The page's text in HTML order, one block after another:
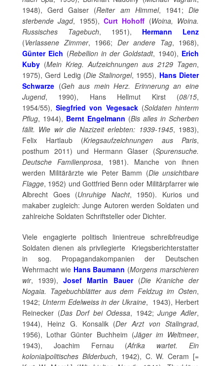
1948), Gerd Gaiser (Reiter am Himmel, 1941;Die
sterbende Jagd, 1955),Curt Hohoff (Woina, Woina.
Russisches Tagebuch, 1951), Hermann Lenz
(Verlassene Zimmer, 1966; Der andere Tag, 1968),
Günter Eich (Rebellion in der Goldstadt, 1940), Erich
Kuby (Mein Krieg. Aufzeichnungen aus 2129 Tagen,
1975), Gerd Ledig (Die Stalinorgel, 1955), Hans Dieter
Schwarze (Geh aus mein Herz. Erinnerung an eine
Jugend, 1990), Hans Hellmut Kirst (08/15,
1954/55),Siegfried von Vegesack(Soldaten hinterm
Pflug, 1944), Bernt Engelmann (Bis alles in Scherben
fällt. Wie wir die Nazizeit erlebten: 1939-1945, 1983),
Felix Hartlaub (Kriegsaufzeichnungen aus Paris,
posthum 2011) und Hermann Glaser (Spurensuche.
Deutsche Familienprosa, 1981). Manche von ihnen
werden Militärärzte wie Peter Bamm (Die unsichtbare
Flagge, 1952) und Gottfried Benn oder Militärpfarrer wie
Albrecht Goes (Unruhige Nacht, 1950). Kurios und
makaber zugleich: Junge Autoren werden Soldaten und
zahlreiche Soldaten Schriftsteller oder Dichter.
Viele engagierte politisch linientreue schreibfreudige
Soldaten dienen als privilegierte Kriegsberichterstatter
in sog. Propagandakompanien der Deutschen
Wehrmacht wie Hans Baumann (Morgens marschieren
wir, 1939),Josef Martin Bauer (Die Kraniche der
Nogaia. Tagebuchblätter aus dem Feldzug im Osten,
1942; Unterm Edelweiss in der Ukraine, 1943), Herbert
Reinecker (Das Dorf bei Odessa, 1942;Junge Adler,
1944), Heinz G. Konsalik (Der Arzt von Stalingrad,
1956), Lothar Günter Buchheim (Jäger im Weltmeer,
1943), Joachim Fernau (Afrika wartet. Ein
kolonialpolitisches Bilderbuch, 1942), C. W. Ceram [=